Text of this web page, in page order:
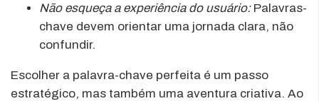
Não esqueça a experiência do usuário:Palavras-
chave devem orientar uma jornada clara, não
confundir.
Escolher a palavra-chave perfeita é um passo
estratégico, mas também uma aventura criativa. Ao